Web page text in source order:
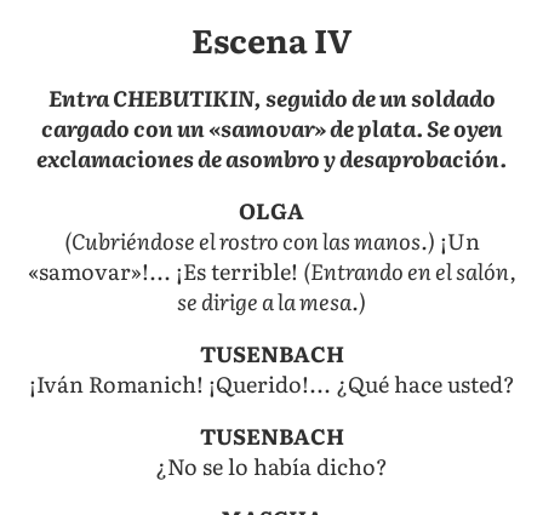
Escena IV
Entra CHEBUTIKIN, seguido de un soldado
cargado con un «samovar» de plata. Se oyen
exclamaciones de asombro y desaprobación.
OLGA
(Cubriéndose el rostro con las manos.) ¡Un
«samovar»!... ¡Es terrible! (Entrando en el salón,
se dirige a la mesa.)
TUSENBACH
¡Iván Romanich! ¡Querido!... ¿Qué hace usted?
TUSENBACH
¿No se lo había dicho?